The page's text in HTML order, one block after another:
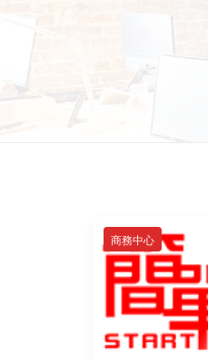
商務中心